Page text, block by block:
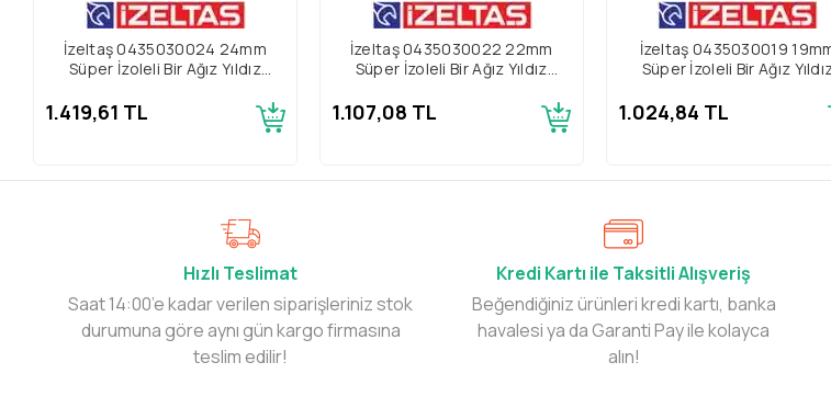
İzeltaş 0435030024 24mm
Süper İzoleli Bir Ağız Yıldız
1.419,61 TL
İzeltaş 0435030022 22mm
Süper İzoleli Bir Ağız Yıldız
1.107,08 TL
İzeltaş 0435030019
Süper İzoleli Bir Ağız
1.024,84 TL
Hızlı Teslimat
Saat 14:00’e kadar verilen siparişleriniz stok
durumuna göre aynı gün kargo firmasına
teslim edilir!
Kredi Kartı ile Taksitli Alışveriş
Beğendiğiniz ürünleri kredi kartı, banka
havalesi ya da Garanti Pay ile kolayca
alın!